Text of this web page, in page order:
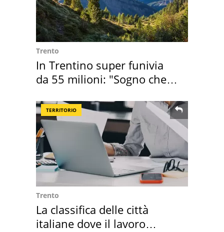
Trento
In Trentino super funivia
da 55 milioni: "Sogno che si
TERRITORIO
Trento
La classifica delle città
italiane dove il lavoro